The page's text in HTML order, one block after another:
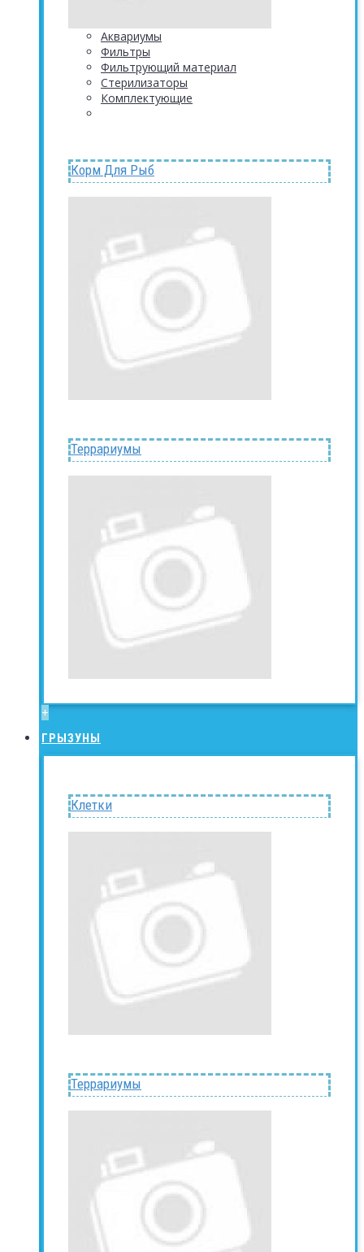
Аквариумы
Фильтры
Фильтрующий материал
Стерилизаторы
Комплектующие
Корм Для Рыб
Террариумы
+
ГРЫЗУНЫ
Клетки
Террариумы